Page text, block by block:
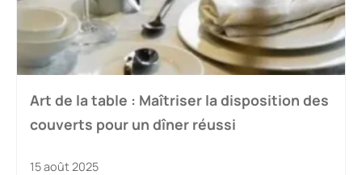
Art de la table : Maîtriser la disposition des
couverts pour un dîner réussi
15 août 2025